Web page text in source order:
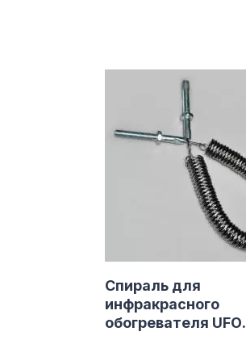
Спираль для
инфракрасного
обогревателя UFO